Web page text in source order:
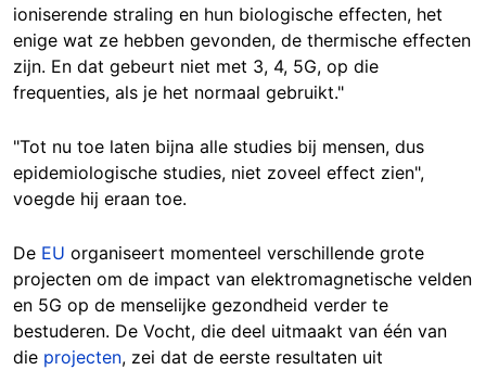
ioniserende straling en hun biologische effecten, het
enige wat ze hebben gevonden, de thermische effecten
zijn. En dat gebeurt niet met 3, 4, 5G, op die
frequenties, als je het normaal gebruikt."
"Tot nu toe laten bijna alle studies bij mensen, dus
epidemiologische studies, niet zoveel effect zien",
voegde hij eraan toe.
De EU organiseert momenteel verschillende grote
projecten om de impact van elektromagnetische velden
en 5G op de menselijke gezondheid verder te
bestuderen. De Vocht, die deel uitmaakt van één van
die projecten, zei dat de eerste resultaten uit